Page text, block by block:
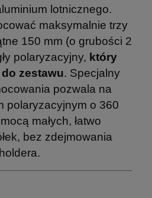
lotnicznego.
maksymalnie trzy
150 mm (o grubości 2
polaryzacyjny, który
zestawu. Specjalny
pozwala na
polaryzacyjnym o 360
małych, łatwo
bez zdejmowania
holdera.